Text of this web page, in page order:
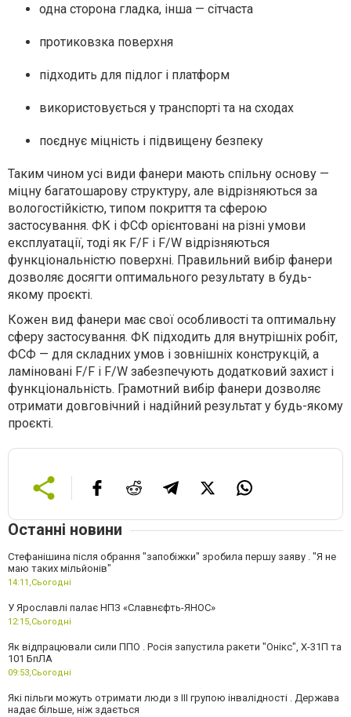
одна сторона гладка, інша — сітчаста
протиковзка поверхня
підходить для підлог і платформ
використовується у транспорті та на сходах
поєднує міцність і підвищену безпеку
Таким чином усі види фанери мають спільну основу —
міцну багатошарову структуру, але відрізняються за
вологостійкістю, типом покриття та сферою
застосування. ФК і ФСФ орієнтовані на різні умови
експлуатації, тоді як F/F і F/W відрізняються
функціональністю поверхні. Правильний вибір фанери
дозволяє досягти оптимального результату в будь-
якому проєкті.
Кожен вид фанери має свої особливості та оптимальну
сферу застосування. ФК підходить для внутрішніх робіт,
ФСФ — для складних умов і зовнішніх конструкцій, а
ламіновані F/F і F/W забезпечують додатковий захист і
функціональність. Грамотний вибір фанери дозволяє
отримати довговічний і надійний результат у будь-якому
проєкті.
Останні новини
Стефанішина після обрання "запобіжки" зробила першу заяву . "Я не
маю таких мільйонів"
14:11,Сьогодні
У Ярославлі палає НПЗ «Славнєфть-ЯНОС»
12:15,Сьогодні
Як відпрацювали сили ППО . Росія запустила ракети "Онікс", Х-31П та
101 БпЛА
09:53,Сьогодні
Які пільги можуть отримати люди з III групою інвалідності . Держава
надає більше, ніж здається